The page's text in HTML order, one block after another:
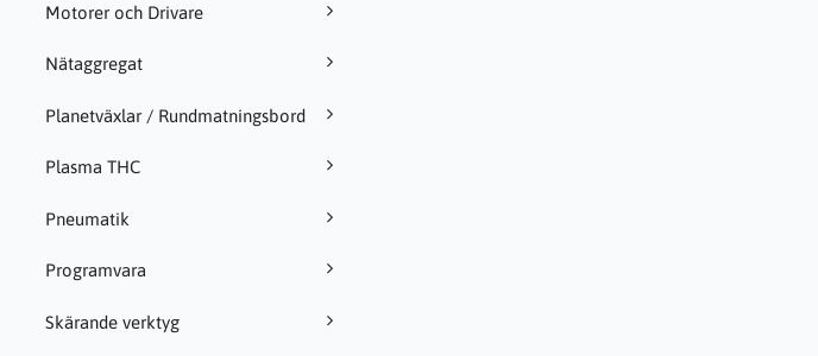
Motorer och Drivare
Nätaggregat
Planetväxlar / Rundmatningsbord
Plasma THC
Pneumatik
Programvara
Skärande verktyg